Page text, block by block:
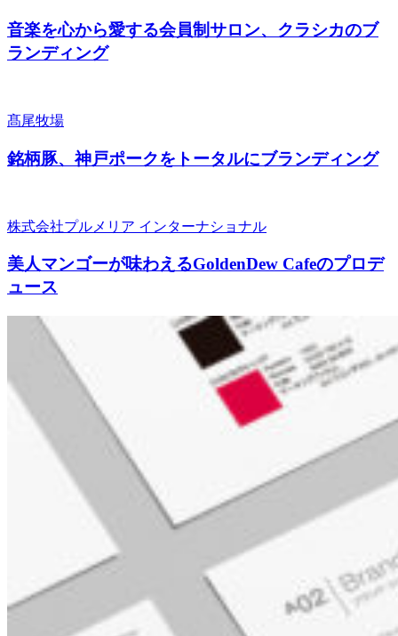
音楽を心から愛する会員制サロン、クラシカのブ
ランディング
髙尾牧場
銘柄豚、神戸ポークをトータルにブランディング
株式会社プルメリア インターナショナル
美人マンゴーが味わえるGoldenDew Cafeのプロデ
ュース